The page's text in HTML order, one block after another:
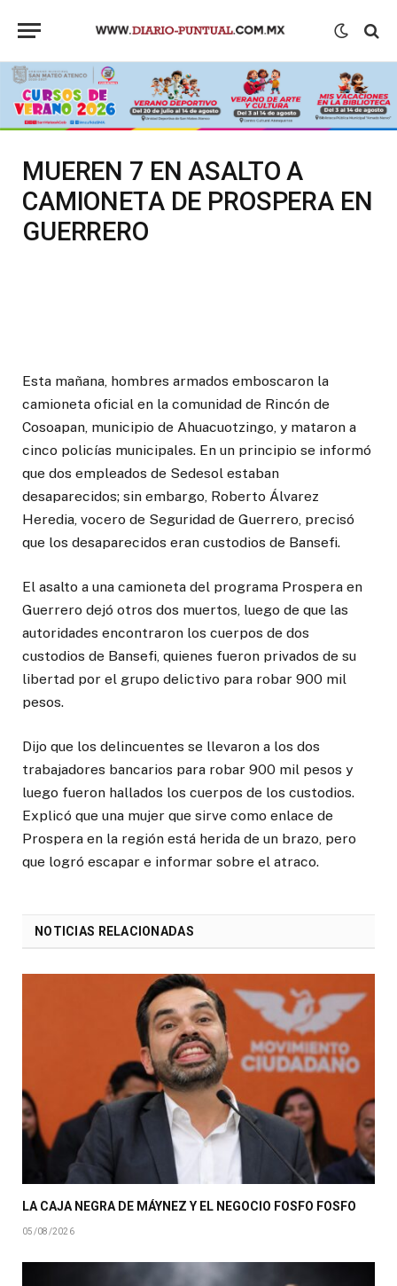
MUEREN 7 EN ASALTO A
CAMIONETA DE PROSPERA EN
GUERRERO
Esta mañana, hombres armados emboscaron la
camioneta oficial en la comunidad de Rincón de
Cosoapan, municipio de Ahuacuotzingo, y mataron a
cinco policías municipales. En un principio se informó
que dos empleados de Sedesol estaban
desaparecidos; sin embargo, Roberto Álvarez
Heredia, vocero de Seguridad de Guerrero, precisó
que los desaparecidos eran custodios de Bansefi.
El asalto a una camioneta del programa Prospera en
Guerrero dejó otros dos muertos, luego de que las
autoridades encontraron los cuerpos de dos
custodios de Bansefi, quienes fueron privados de su
libertad por el grupo delictivo para robar 900 mil
pesos.
Dijo que los delincuentes se llevaron a los dos
trabajadores bancarios para robar 900 mil pesos y
luego fueron hallados los cuerpos de los custodios.
Explicó que una mujer que sirve como enlace de
Prospera en la región está herida de un brazo, pero
que logró escapar e informar sobre el atraco.
NOTICIAS RELACIONADAS
LA CAJA NEGRA DE MÁYNEZ Y EL NEGOCIO FOSFO FOSFO
05/08/2026